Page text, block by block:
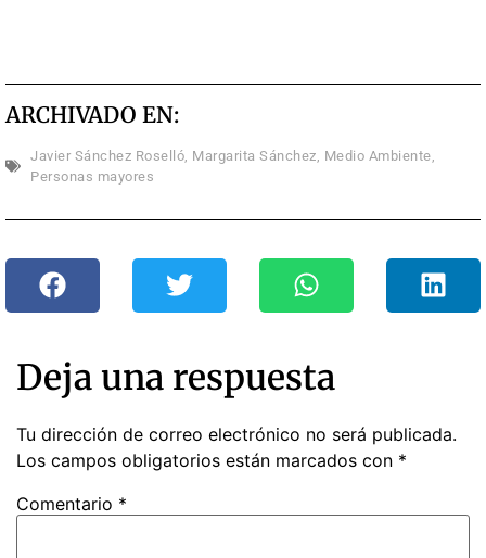
ARCHIVADO EN:
Javier Sánchez Roselló Margarita Sánchez Medio Ambiente
Personas mayores
Deja una respuesta
Tu dirección de correo electrónico no será publicada.
Los campos obligatorios están marcados con *
Comentario *